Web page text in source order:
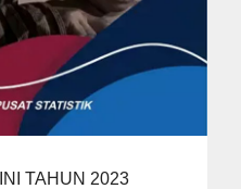
TAHUN 2023